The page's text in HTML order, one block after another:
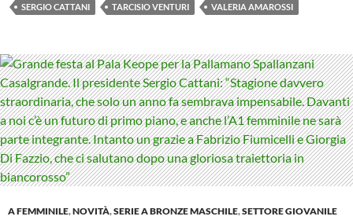
SERGIO CATTANI
TARCISIO VENTURI VALERIA AMAROSSI
A FEMMINILE,NOVITÀ,SERIE A BRONZE MASCHILE,SETTORE GIOVANILE